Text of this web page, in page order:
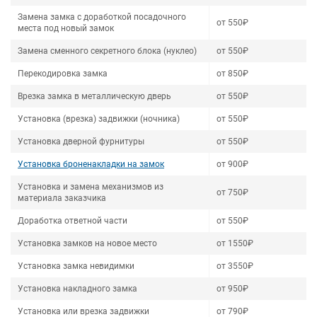
Замена замка с доработкой посадочного
места под новый замок
от 550₽
Замена сменного секретного блока (нуклео) от 550₽
Перекодировка замка от 850₽
Врезка замка в металлическую дверь от 550₽
Установка (врезка) задвижки (ночника) от 550₽
Установка дверной фурнитуры от 550₽
Установка броненакладки на замок от 900₽
Установка и замена механизмов из
материала заказчика
от 750₽
Доработка ответной части от 550₽
Установка замков на новое место от 1550₽
Установка замка невидимки от 3550₽
Установка накладного замка от 950₽
Установка или врезка задвижки от 790₽